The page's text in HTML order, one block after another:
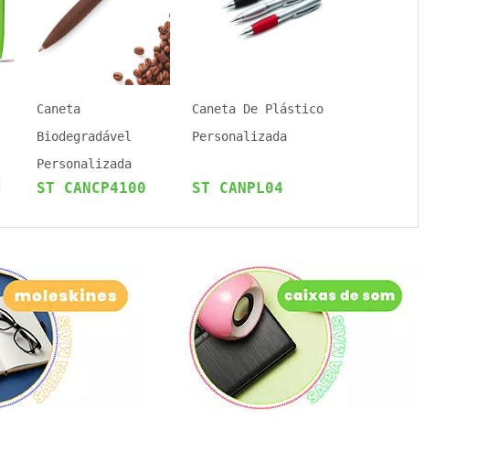
Caneta
Biodegradável
Personalizada
ST CANCP4100
Caneta De Plástico
Personalizada
ST CANPL04